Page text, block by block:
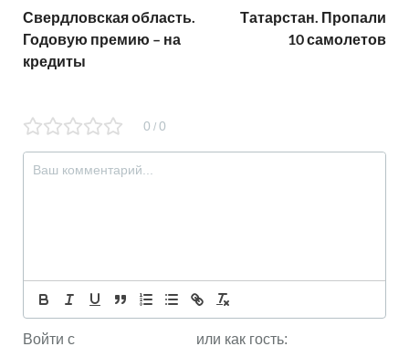
Свердловская область.
Годовую премию – на
кредиты
Татарстан. Пропали
10 самолетов
0 / 0
Войти с или как гость: